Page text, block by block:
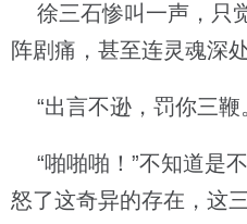
徐三石惨叫一声，只
阵剧痛，甚至连灵魂深
“出言不逊，罚你三鞭
“啪啪啪！”不知道是
怒了这奇异的存在，这